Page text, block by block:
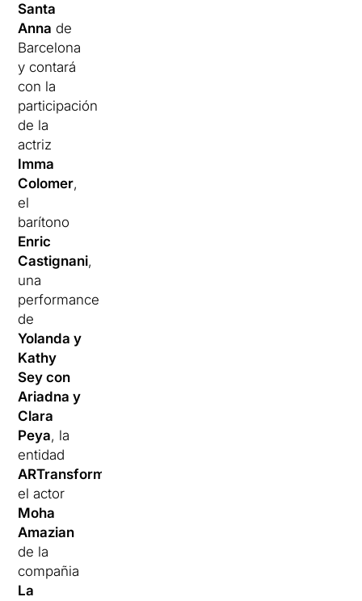
Santa
Anna de
Barcelona
y contará
con la
participación
de la
actriz
Imma
Colomer,
el
barítono
Enric
Castignani,
una
performance
de
Yolanda y
Kathy
Sey con
Ariadna y
Clara
Peya, la
entidad
ARTransforma
el actor
Moha
Amazian
de la
compañia
La